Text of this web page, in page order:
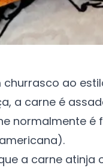
churrasco ao
a carne é
normalmente é
a carne atinja